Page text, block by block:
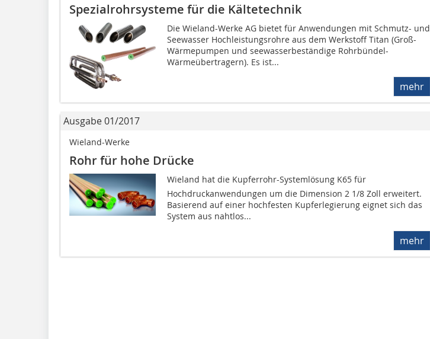
Spezialrohrsysteme für die Kältetechnik
Die Wieland-Werke AG bietet für Anwendungen mit Schmutz- und
Seewasser Hochleistungsrohre aus dem Werkstoff Titan (Groß-
Wärmepumpen und seewasserbeständige Rohrbündel-
Wärmeübertragern). Es ist...
mehr
Ausgabe 01/2017
Wieland-Werke
Rohr für hohe Drücke
Wieland hat die Kupferrohr-Systemlösung K65 für
Hochdruckanwendungen um die Dimension 2 1/8 Zoll erweitert.
Basierend auf einer hochfesten Kupferlegierung eignet sich das
System aus nahtlos...
mehr